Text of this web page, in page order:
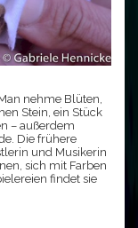
nehme Blüten,
Stein, ein Stück
– außerdem
Die frühere
und Musikerin
sich mit Farben
findet sie